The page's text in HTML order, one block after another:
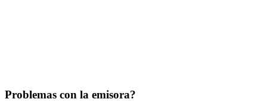
Problemas con la emisora?